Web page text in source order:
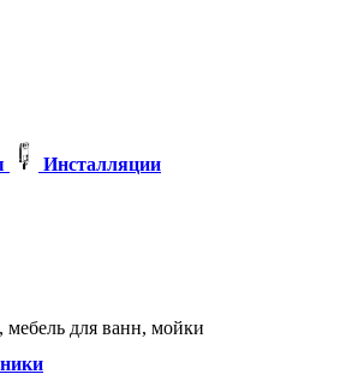
Инсталляции
для ванн, мойки